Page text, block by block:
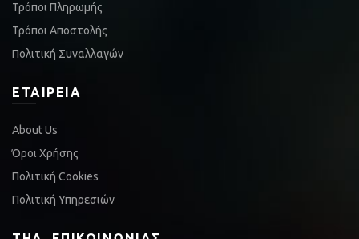
Τρόποι Πληρωμής
Τρόποι Αποστολής
Πολιτική Συναλλαγών
ΕΤΑΙΡΕΊΑ
About Us
Όροι Χρήσης
Πολιτική Cookies
Πολιτική Υπηρεσιών